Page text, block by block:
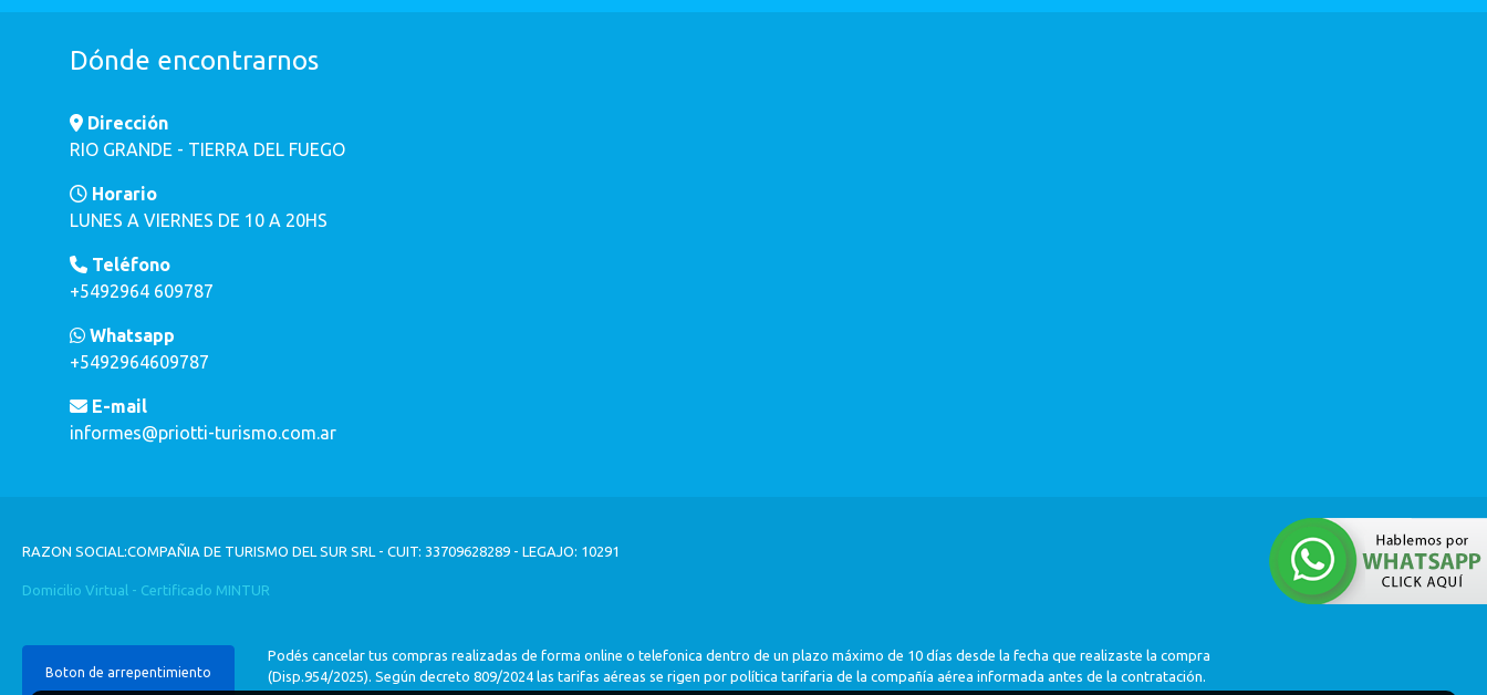
Dónde encontrarnos
Dirección
RIO GRANDE - TIERRA DEL FUEGO
Horario
LUNES A VIERNES DE 10 A 20HS
Teléfono
+5492964 609787
Whatsapp
+5492964609787
E-mail
informes@priotti-turismo.com.ar
RAZON SOCIAL:COMPAÑIA DE TURISMO DEL SUR SRL - CUIT: 33709628289 - LEGAJO: 10291
Domicilio Virtual - Certificado MINTUR
Boton de arrepentimiento
Podés cancelar tus compras realizadas de forma online o telefonica dentro de un plazo máximo de 10 días desde la fecha que realizaste la compra
(Disp.954/2025). Según decreto 809/2024 las tarifas aéreas se rigen por política tarifaria de la compañía aérea informada antes de la contratación.